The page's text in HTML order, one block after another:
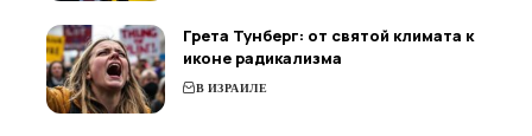
Грета Тунберг: от святой климата к
иконе радикализма
В ИЗРАИЛЕ